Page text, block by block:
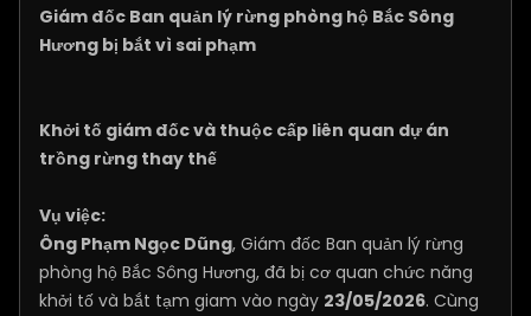
Giám đốc Ban quản lý rừng phòng hộ Bắc Sông
Hương bị bắt vì sai phạm
Khởi tố giám đốc và thuộc cấp liên quan dự án
trồng rừng thay thế
Vụ việc:
Ông Phạm Ngọc Dũng, Giám đốc Ban quản lý rừng
phòng hộ Bắc Sông Hương, đã bị cơ quan chức năng
khởi tố và bắt tạm giam vào ngày 23/05/2026. Cùng